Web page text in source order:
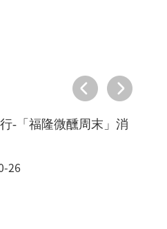
-「福隆微醺周末」消
26